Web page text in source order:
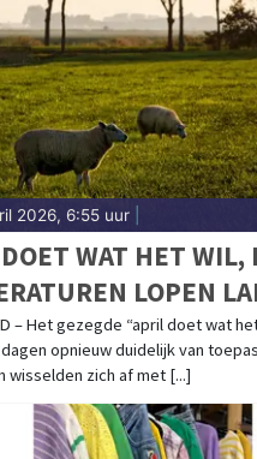
2026, 6:55 uur|
WAT HET WIL,
LOPEN
– Het gezegde “april doet wat
opnieuw duidelijk van
wisselden zich af met [...]